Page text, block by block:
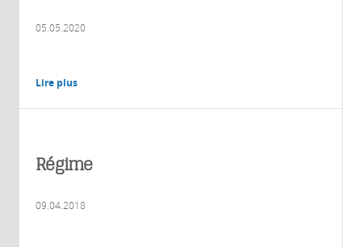
05.05.2020
Lire plus
Régime
09.04.2018